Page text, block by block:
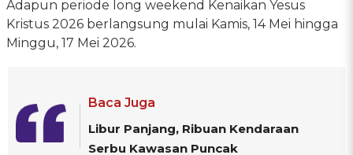
Adapun periode long weekend Kenaikan Yesus
Kristus 2026 berlangsung mulai Kamis, 14 Mei hingga
Minggu, 17 Mei 2026.
Baca Juga
Libur Panjang, Ribuan Kendaraan
Serbu Kawasan Puncak